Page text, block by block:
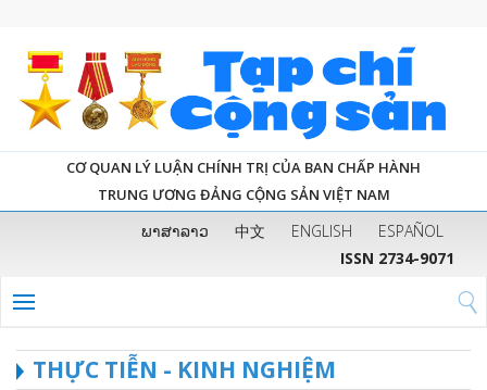
CƠ QUAN LÝ LUẬN CHÍNH TRỊ CỦA BAN CHẤP HÀNH
TRUNG ƯƠNG ĐẢNG CỘNG SẢN VIỆT NAM
ພາສາລາວ 中文 ENGLISH
ESPAÑOL
ISSN 2734-9071
THỰC TIỄN - KINH NGHIỆM